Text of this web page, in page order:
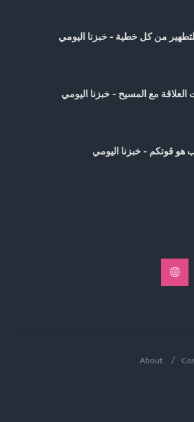
من كل خطية - خبزنا اليومي
العلاقة مع المسيح - خبزنا اليومي
هو قوتكم - خبزنا اليومي
About